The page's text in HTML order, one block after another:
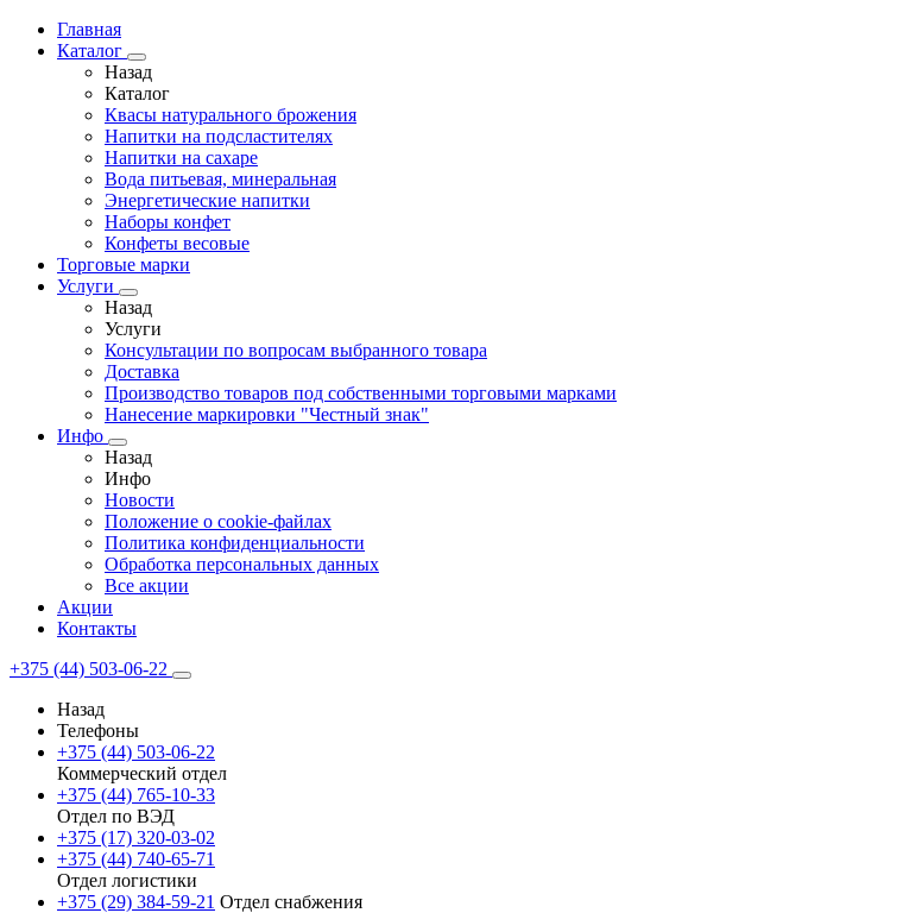
Главная
Каталог
Назад
Каталог
Квасы натурального брожения
Напитки на подсластителях
Напитки на сахаре
Вода питьевая, минеральная
Энергетические напитки
Наборы конфет
Конфеты весовые
Торговые марки
Услуги
Назад
Услуги
Консультации по вопросам выбранного товара
Доставка
Производство товаров под собственными торговыми марками
Нанесение маркировки "Честный знак"
Инфо
Назад
Инфо
Новости
Положение о cookie-файлах
Политика конфиденциальности
Обработка персональных данных
Все акции
Акции
Контакты
+375 (44) 503-06-22
Назад
Телефоны
+375 (44) 503-06-22
Коммерческий отдел
+375 (44) 765-10-33
Отдел по ВЭД
+375 (17) 320-03-02
+375 (44) 740-65-71
Отдел логистики
+375 (29) 384-59-21 Отдел снабжения